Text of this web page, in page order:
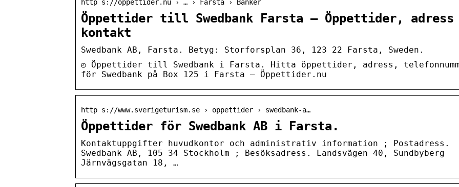
http s://öppettider.nu › … › Farsta › Banker
Öppettider till Swedbank Farsta – Öppettider, adress
kontakt
Swedbank AB, Farsta. Betyg: Storforsplan 36, 123 22 Farsta, Sweden.
◴ Öppettider till Swedbank i Farsta. Hitta öppettider, adress,
för Swedbank på Box 125 i Farsta – Öppettider.nu
http s://www.sverigeturism.se › oppettider › swedbank-a…
Öppettider för Swedbank AB i Farsta.
Kontaktuppgifter huvudkontor och administrativ information ; Postadress.
Swedbank AB, 105 34 Stockholm ; Besöksadress. Landsvägen 40, Sundbyberg
Järnvägsgatan 18, …